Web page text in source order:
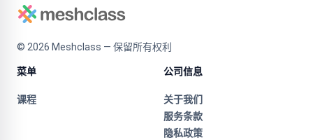
© 2026 Meshclass — 保留所有权利
菜单
课程
公司信息
关于我们
服务条款
隐私政策